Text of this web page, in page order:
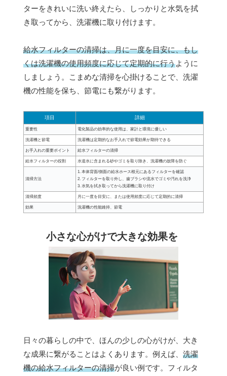
ターをきれいに洗い終えたら、しっかりと水気を拭
き取ってから、洗濯機に取り付けます。
給水フィルターの清掃は、月に一度を目安に、もし
くは洗濯機の使用頻度に応じて定期的に行うように
しましょう。こまめな清掃を心掛けることで、洗濯
機の性能を保ち、節電にも繋がります。
項目 詳細
重要性 電化製品の効率的な使用は、家計と環境に優しい
洗濯機と節電 洗濯機は定期的なお手入れで節電効果が期待できる
お手入れの重要ポイント 給水フィルターの清掃
給水フィルターの役割 水道水に含まれる砂やゴミを取り除き、洗濯機の故障を防ぐ
清掃方法
1. 本体背面/側面の給水ホース根元にあるフィルターを確認
2. フィルターを取り外し、歯ブラシや流水でゴミや汚れを洗浄
3. 水気を拭き取ってから洗濯機に取り付け
清掃頻度 月に一度を目安に、または使用頻度に応じて定期的に清掃
効果 洗濯機の性能維持、節電
小さな心がけで大きな効果を
日々の暮らしの中で、ほんの少しの心がけが、大き
な成果に繋がることはよくあります。例えば、 洗濯
機の給水フィルターの清掃が良い例です。フィルタ